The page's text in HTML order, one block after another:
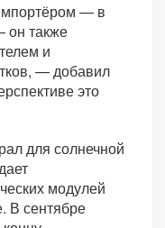
— в
он также
и
— добавил
это
для солнечной
модулей
В сентябре